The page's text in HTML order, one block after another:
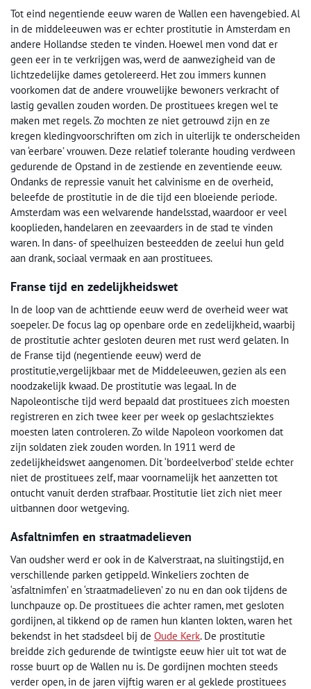
Tot eind negentiende eeuw waren de Wallen een havengebied. Al
in de middeleeuwen was er echter prostitutie in Amsterdam en
andere Hollandse steden te vinden. Hoewel men vond dat er
geen eer in te verkrijgen was, werd de aanwezigheid van de
lichtzedelijke dames getolereerd. Het zou immers kunnen
voorkomen dat de andere vrouwelijke bewoners verkracht of
lastig gevallen zouden worden. De prostituees kregen wel te
maken met regels. Zo mochten ze niet getrouwd zijn en ze
kregen kledingvoorschriften om zich in uiterlijk te onderscheiden
van ‘eerbare’ vrouwen. Deze relatief tolerante houding verdween
gedurende de Opstand in de zestiende en zeventiende eeuw.
Ondanks de repressie vanuit het calvinisme en de overheid,
beleefde de prostitutie in de die tijd een bloeiende periode.
Amsterdam was een welvarende handelsstad, waardoor er veel
kooplieden, handelaren en zeevaarders in de stad te vinden
waren. In dans- of speelhuizen besteedden de zeelui hun geld
aan drank, sociaal vermaak en aan prostituees.
Franse tijd en zedelijkheidswet
In de loop van de achttiende eeuw werd de overheid weer wat
soepeler. De focus lag op openbare orde en zedelijkheid, waarbij
de prostitutie achter gesloten deuren met rust werd gelaten. In
de Franse tijd (negentiende eeuw) werd de
prostitutie,vergelijkbaar met de Middeleeuwen, gezien als een
noodzakelijk kwaad. De prostitutie was legaal. In de
Napoleontische tijd werd bepaald dat prostituees zich moesten
registreren en zich twee keer per week op geslachtsziektes
moesten laten controleren. Zo wilde Napoleon voorkomen dat
zijn soldaten ziek zouden worden. In 1911 werd de
zedelijkheidswet aangenomen. Dit ‘bordeelverbod’ stelde echter
niet de prostituees zelf, maar voornamelijk het aanzetten tot
ontucht vanuit derden strafbaar. Prostitutie liet zich niet meer
uitbannen door wetgeving.
Asfaltnimfen en straatmadelieven
Van oudsher werd er ook in de Kalverstraat, na sluitingstijd, en
verschillende parken getippeld. Winkeliers zochten de
‘asfaltnimfen’ en ‘straatmadelieven’ zo nu en dan ook tijdens de
lunchpauze op. De prostituees die achter ramen, met gesloten
gordijnen, al tikkend op de ramen hun klanten lokten, waren het
bekendst in het stadsdeel bij de Oude Kerk. De prostitutie
breidde zich gedurende de twintigste eeuw hier uit tot wat de
rosse buurt op de Wallen nu is. De gordijnen mochten steeds
verder open, in de jaren vijftig waren er al geklede prostituees